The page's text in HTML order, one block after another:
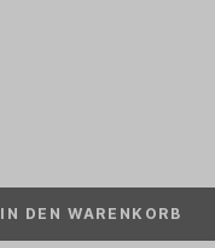
IN DEN WARENKORB